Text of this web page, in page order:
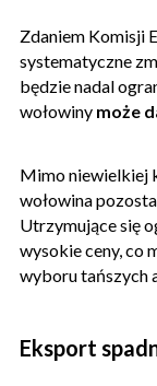
Zdaniem Komisji
systematyczne
będzie nadal
wołowiny może
Mimo niewielkiej
wołowina
Utrzymujące się
wysokie ceny, co
wyboru tańszych
Eksport